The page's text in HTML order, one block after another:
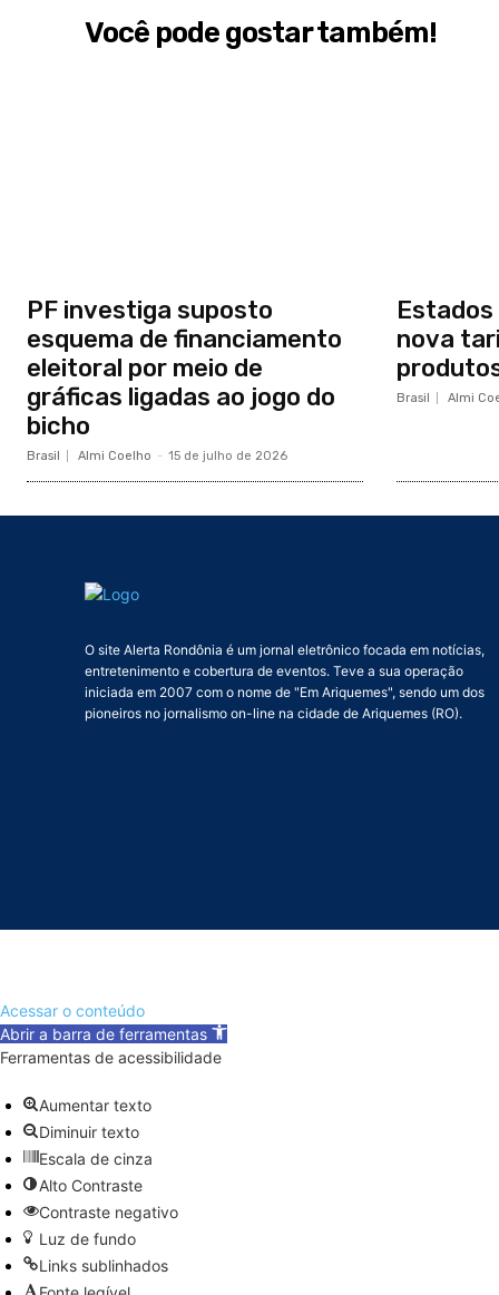
Você pode gostar também!
PF investiga suposto
esquema de financiamento
eleitoral por meio de
gráficas ligadas ao jogo do
bicho
Brasil Almi Coelho - 15 de julho de 2026
nova
Brasil Almi
O site Alerta Rondônia é um jornal eletrônico focada em notícias,
entretenimento e cobertura de eventos. Teve a sua operação
iniciada em 2007 com o nome de "Em Ariquemes", sendo um dos
pioneiros no jornalismo on-line na cidade de Ariquemes (RO).
Acessar o conteúdo
Abrir a barra de ferramentas
Ferramentas de acessibilidade
Aumentar texto
Diminuir texto
Escala de cinza
Alto Contraste
Contraste negativo
Luz de fundo
Links sublinhados